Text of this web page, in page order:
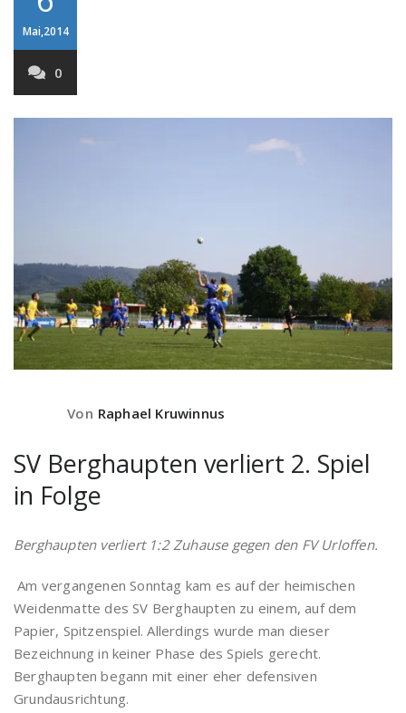
Mai,2014
0
Von Raphael Kruwinnus
SV Berghaupten verliert 2. Spiel
in Folge
Berghaupten verliert 1:2 Zuhause gegen den FV Urloffen.
Am vergangenen Sonntag kam es auf der heimischen
Weidenmatte des SV Berghaupten zu einem, auf dem
Papier, Spitzenspiel. Allerdings wurde man dieser
Bezeichnung in keiner Phase des Spiels gerecht.
Berghaupten begann mit einer eher defensiven
Grundausrichtung.